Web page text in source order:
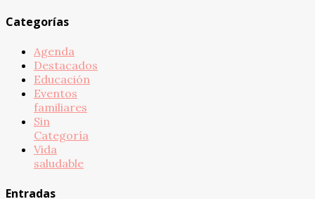
Categorías
Agenda
Destacados
Educación
Eventos
familiares
Sin
Categoría
Vida
saludable
Entradas